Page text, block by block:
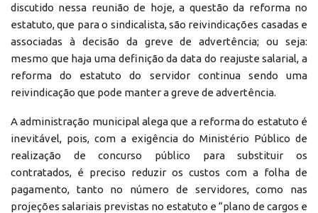
discutido nessa reunião de hoje, a questão da reforma no
estatuto, que para o sindicalista, são reivindicações casadas e
associadas à decisão da greve de advertência; ou seja:
mesmo que haja uma definição da data do reajuste salarial, a
reforma do estatuto do servidor continua sendo uma
reivindicação que pode manter a greve de advertência.
A administração municipal alega que a reforma do estatuto é
inevitável, pois, com a exigência do Ministério Público de
realização de concurso público para substituir os
contratados, é preciso reduzir os custos com a folha de
pagamento, tanto no número de servidores, como nas
projeções salariais previstas no estatuto e “plano de cargos e